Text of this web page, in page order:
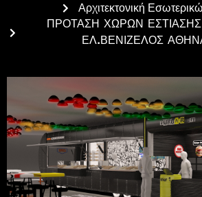
Αρχιτεκτονική
ΠΡΟΤΑΣΗ ΧΩΡΩΝ
ΕΛ.ΒΕΝΙΖΕΛΟΣ